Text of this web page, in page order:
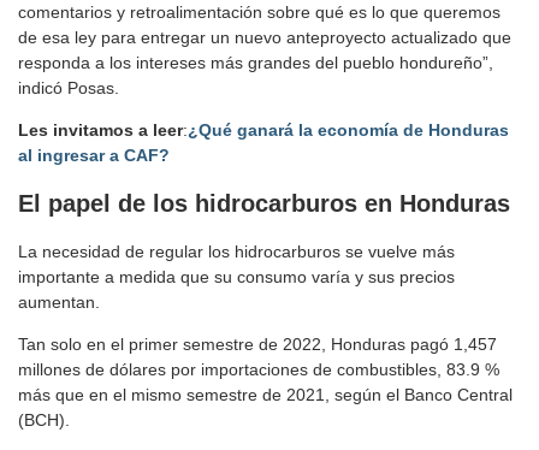
comentarios y retroalimentación sobre qué es lo que queremos
de esa ley para entregar un nuevo anteproyecto actualizado que
responda a los intereses más grandes del pueblo hondureño”,
indicó Posas.
Les invitamos a leer:¿Qué ganará la economía de Honduras
al ingresar a CAF?
El papel de los hidrocarburos en Honduras
La necesidad de regular los hidrocarburos se vuelve más
importante a medida que su consumo varía y sus precios
aumentan.
Tan solo en el primer semestre de 2022, Honduras pagó 1,457
millones de dólares por importaciones de combustibles, 83.9 %
más que en el mismo semestre de 2021, según el Banco Central
(BCH).